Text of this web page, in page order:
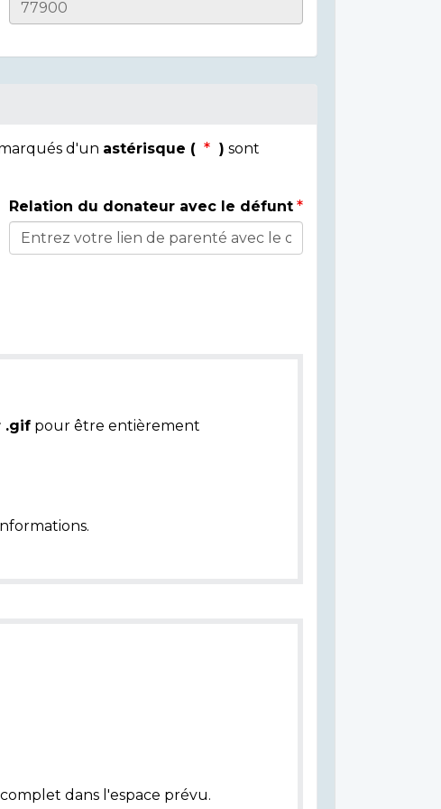
d'un astérisque ( ) sont
Relation du donateur avec le défunt
.gif pour être entièrement
dans l'espace prévu.